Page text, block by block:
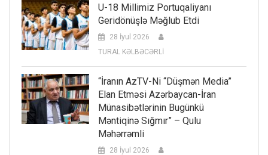
U-18 Millimiz Portuqaliyanı
Geridönüşlə Məğlub Etdi
28 İyul 2026
TURAL KƏLBƏCƏRLİ
“İranın AzTV-Ni “düşmən Media”
Elan Etməsi Azərbaycan-İran
Münasibətlərinin Bugünkü
Məntiqinə Sığmır” – Qulu
Məhərrəmli
28 İyul 2026